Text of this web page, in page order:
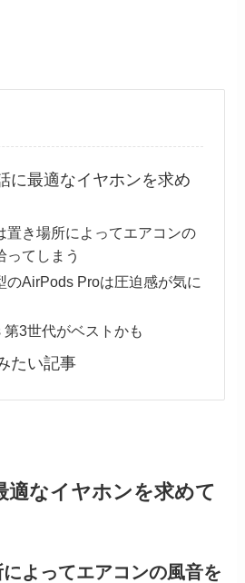
に最適なイヤホンを求め
置き場所によってエアコンの
ってしまう
のAirPods Proは圧迫感が気に
第3世代がベストかも
たい記事
適なイヤホンを求めて
よってエアコンの風音を